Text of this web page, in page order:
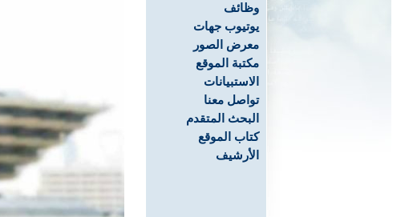
وظائف
يوتيوب جهات
معرض الصور
مكتبة الموقع
الاستبيانات
تواصل معنا
البحث المتقدم
كتاب الموقع
الأرشيف